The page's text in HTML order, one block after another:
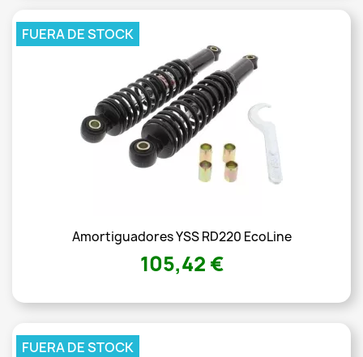
Amortiguadores YSS RD220 EcoLine
105,42 €
FUERA DE STOCK
FUERA DE STOCK